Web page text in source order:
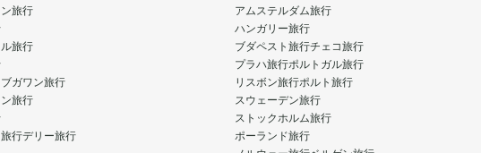
旅行
旅行
ガワン旅行
旅行
行デリー旅行
アムステルダム旅行
ハンガリー旅行
ブダペスト旅行チェコ旅行
プラハ旅行ポルトガル旅行
リスボン旅行ポルト旅行
スウェーデン旅行
ストックホルム旅行
ポーランド旅行